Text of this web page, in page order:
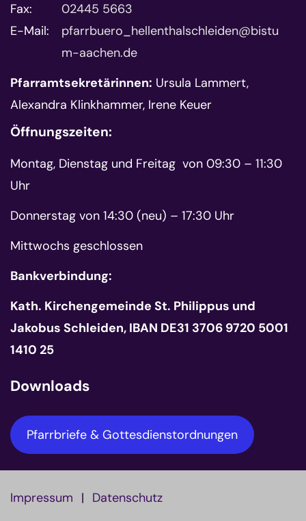
Fax:
02445 5663
E-Mail:
pfarrbuero_hellenthalschleiden@bistu
m-aachen.de
Pfarramtsekretärinnen: Ursula Lammert,
Alexandra Klinkhammer, Irene Keuer
Öffnungszeiten:
Montag, Dienstag und Freitag von 09:30 – 11:30
Uhr
Donnerstag von 14:30 (neu) – 17:30 Uhr
Mittwochs geschlossen
Bankverbindung:
Kath. Kirchengemeinde St. Philippus und
Jakobus Schleiden, IBAN DE31 3706 9720 5001
1410 25
Downloads
Pfarrbriefe & Gottesdienstordnungen
Impressum Datenschutz